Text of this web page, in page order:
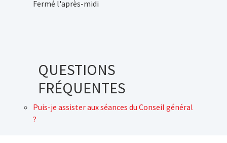
Fermé l'après-midi
QUESTIONS
FRÉQUENTES
Puis-je assister aux séances du Conseil général
?